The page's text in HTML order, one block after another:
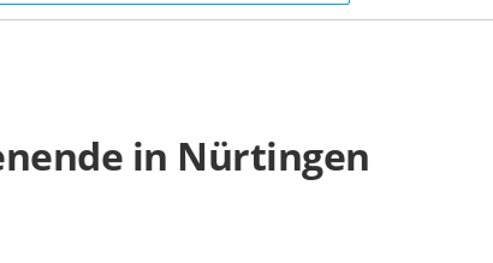
in Nürtingen